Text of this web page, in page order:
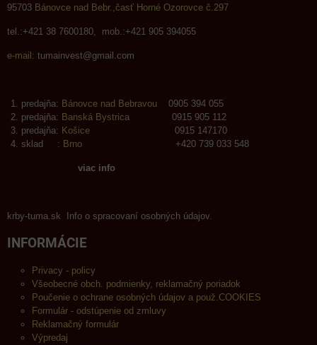
95703 Bánovce nad Bebr.,časť Horné Ozorovce č.297
tel.:+421 38 7600180, mob.:+421 905 394055
e-mail: tumainvest@gmail.com
predajňa: Bánovce nad Bebravou 0905 394 055
predajňa: Banská Bystrica 0915 905 112
predajňa: Košice 0915 147170
sklad : Brno +420 739 033 548
viac info
krby-tuma.sk Info o spracovaní osobných údajov.
INFORMÁCIE
Privacy - policy
Všeobecné obch. podmienky, reklamačný poriadok
Poučenie o ochrane osobných údajov a použ.COOKIES
Formulár - odstúpenie od zmluvy
Reklamačný formulár
Výpredaj